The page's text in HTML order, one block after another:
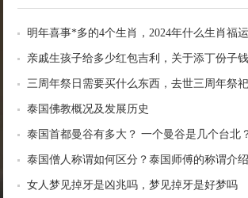
明年喜事*多的4个生肖，2024年什么生肖福
亲戚生孩子给多少红包吉利，关于添丁份子
三周年祭日需要买什么东西，去世三周年祭
泰国佛教概况及发展历史
泰国首都曼谷有多大？ 一个曼谷是几个台北
积与各大城市比较
泰国僧人称谓如何区分？泰国师傅的称谓介绍
女人梦见掉牙是凶兆吗，梦见掉牙是好梦吗